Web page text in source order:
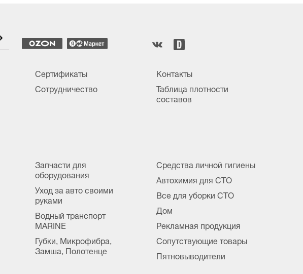
Сертификаты
Сотрудничество
Контакты
Таблица плотности
составов
Запчасти для
оборудования
Уход за авто своими
руками
Водный транспорт
MARINE
Губки, Микрофибра,
Замша, Полотенце
Средства личной гигиены
Автохимия для СТО
Все для уборки СТО
Дом
Рекламная продукция
Сопутствующие товары
Пятновыводители